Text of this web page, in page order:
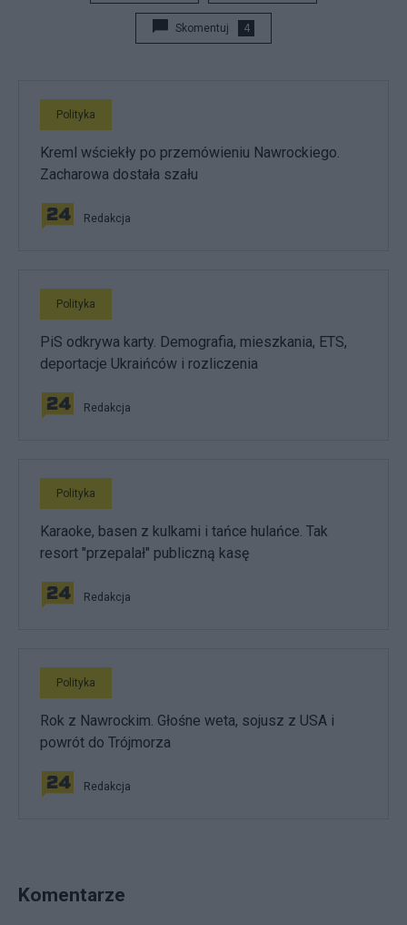
Skomentuj 4
Polityka
Kreml wściekły po przemówieniu Nawrockiego.
Zacharowa dostała szału
Redakcja
Polityka
PiS odkrywa karty. Demografia, mieszkania, ETS,
deportacje Ukraińców i rozliczenia
Redakcja
Polityka
Karaoke, basen z kulkami i tańce hulańce. Tak
resort "przepalał" publiczną kasę
Redakcja
Polityka
Rok z Nawrockim. Głośne weta, sojusz z USA i
powrót do Trójmorza
Redakcja
Komentarze